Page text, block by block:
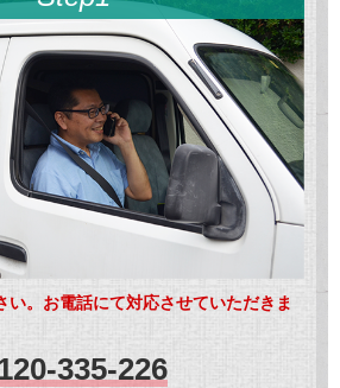
い。お電話にて対応させていただきま
335-226